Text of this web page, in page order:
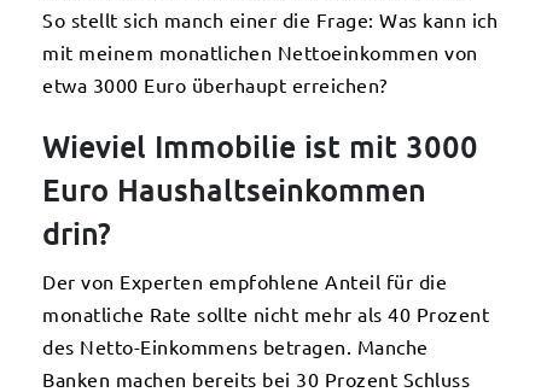
So stellt sich manch einer die Frage: Was kann ich
mit meinem monatlichen Nettoeinkommen von
etwa 3000 Euro überhaupt erreichen?
Wieviel Immobilie ist mit 3000
Euro Haushaltseinkommen
drin?
Der von Experten empfohlene Anteil für die
monatliche Rate sollte nicht mehr als 40 Prozent
des Netto-Einkommens betragen. Manche
Banken machen bereits bei 30 Prozent Schluss